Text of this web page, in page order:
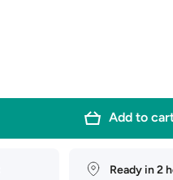
Add to
Ready in 2